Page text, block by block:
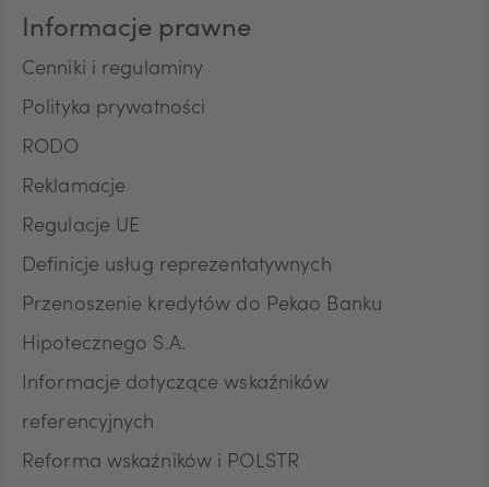
Informacje prawne
Cenniki i regulaminy
Polityka prywatności
RODO
Reklamacje
Regulacje UE
Definicje usług reprezentatywnych
Przenoszenie kredytów do Pekao Banku
Hipotecznego S.A.
Informacje dotyczące wskaźników
referencyjnych
Reforma wskaźników i POLSTR